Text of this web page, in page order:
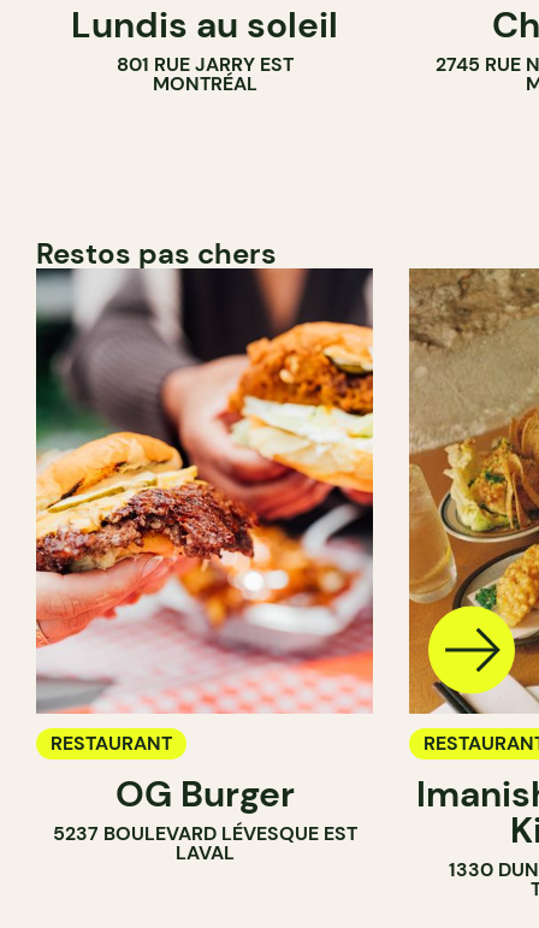
BAR À VIN
Lundis au soleil
801 RUE JARRY EST
MONTRÉAL
2745 RUE
Restos pas chers
RESTAURANT
OG Burger
5237 BOULEVARD LÉVESQUE EST
LAVAL
1330